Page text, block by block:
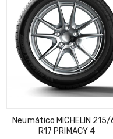
Neumático MICHELIN
R17 PRIMACY 4